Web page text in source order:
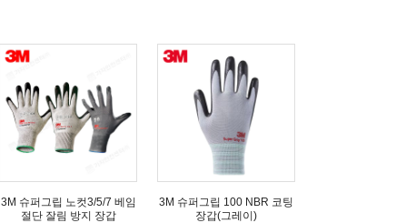
3M 슈퍼그립 노컷3/5/7 베임
절단 잘림 방지 장갑
3M 슈퍼그립 100 NBR 코팅
장갑(그레이)